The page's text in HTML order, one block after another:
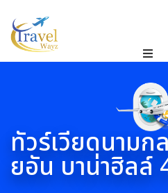
ทัวร์เวียดนามก
ยอัน บาน่าฮิลล์